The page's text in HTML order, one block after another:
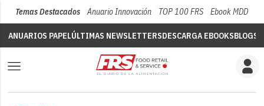
Temas Destacados Anuario Innovación TOP 100 FRS Ebook MDD
ANUARIOS PAPELÚLTIMAS NEWSLETTERSDESCARGA EBOOKSBLOGS